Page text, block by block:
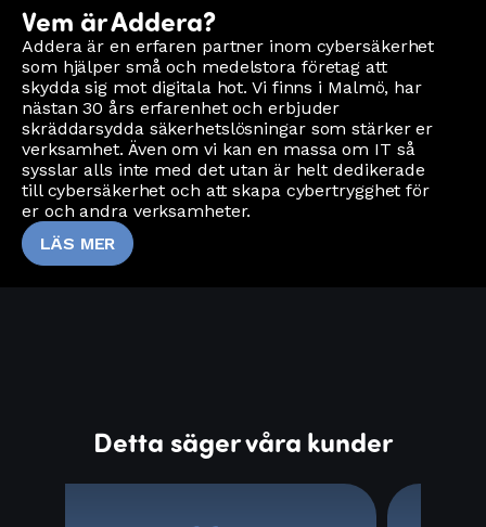
Vem är Addera?
Addera är en erfaren partner inom cybersäkerhet
som hjälper små och medelstora företag att
skydda sig mot digitala hot. Vi finns i Malmö, har
nästan 30 års erfarenhet och erbjuder
skräddarsydda säkerhetslösningar som stärker er
verksamhet. Även om vi kan en massa om IT så
sysslar alls inte med det utan är helt dedikerade
till cybersäkerhet och att skapa cybertrygghet för
er och andra verksamheter.
LÄS MER
Detta säger våra kunder